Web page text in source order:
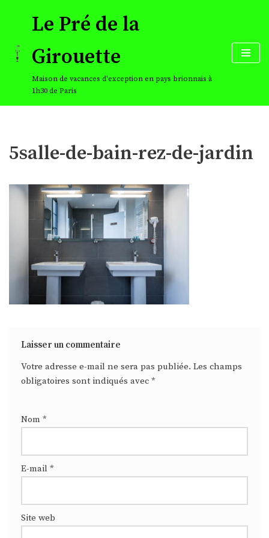
au
contenu
Le Pré de la
Girouette
Maison de vacances d'exception en pays brionnais à
1h30 de Paris
5salle-de-bain-rez-de-jardin
Laisser un commentaire
Votre adresse e-mail ne sera pas publiée. Les champs
obligatoires sont indiqués avec *
Nom *
E-mail *
Site web